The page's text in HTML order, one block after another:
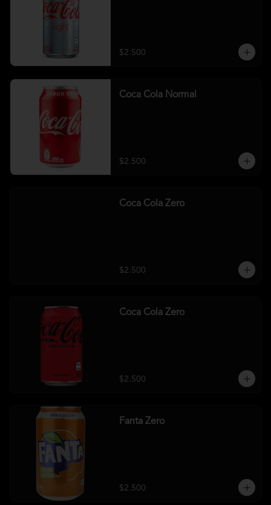
$2.500
Coca Cola Normal
$2.500
Coca Cola Zero
$2.500
Coca Cola Zero
$2.500
Fanta Zero
$2.500